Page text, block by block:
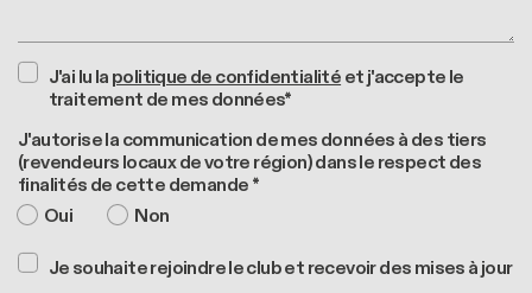
J'ai lu lapolitique de confidentialitéet j'accepte le
traitement de mes données*
J'autorise la communication de mes données à des tiers
(revendeurs locaux de votre région) dans le respect des
finalités de cette demande *
Oui
Non
Je souhaite rejoindre le club et recevoir des mises à jour